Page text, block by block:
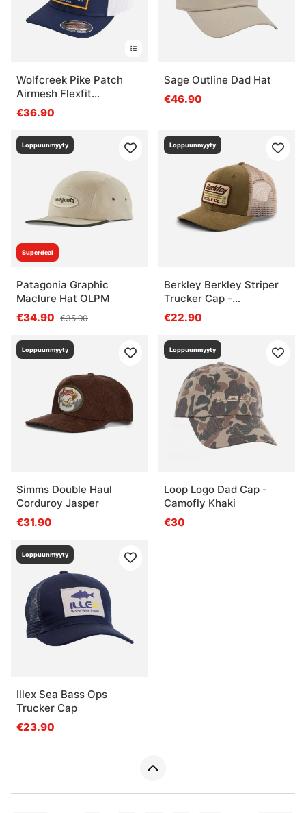
Wolfcreek Pike Patch
Airmesh Flexfit
Navy/White
€36.90
Sage Outline Dad Hat
€46.90
Superdeal
Loppuunmyyty
Patagonia Graphic
Maclure Hat OLPM
€34.90 €35.90
Loppuunmyyty
Berkley Berkley Striper
Trucker Cap -
Olive/Khaki
€22.90
Loppuunmyyty
Simms Double Haul
Corduroy Jasper
€31.90
Loppuunmyyty
Loop Logo Dad Cap -
Camofly Khaki
€30
Loppuunmyyty
Illex Sea Bass Ops
Trucker Cap
€23.90